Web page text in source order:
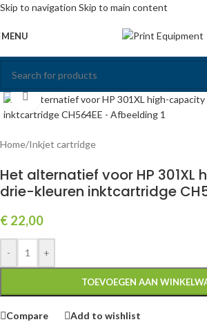
Skip to navigation Skip to main content
MENU
Click to enlarge
Home/Inkjet cartridge
Het alternatief voor HP
drie-kleuren inktcartridge
€ 22,00
- +
TOEVOEGEN AAN
Compare Add to wishlist